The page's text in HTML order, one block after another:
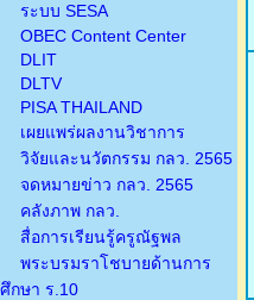
ระบบ SESA
OBEC Content Center
DLIT
DLTV
PISA THAILAND
เผยแพร่ผลงานวิชาการ
วิจัยและนวัตกรรม กลว. 2565
จดหมายข่าว กลว. 2565
คลังภาพ กลว.
สื่อการเรียนรู้ครูณัฐพล
พระบรมราโชบายด้านการ
ศึกษา ร.10